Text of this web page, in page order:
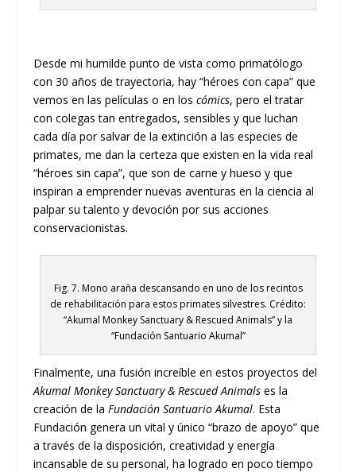
Desde mi humilde punto de vista como primatólogo
con 30 años de trayectoria, hay “héroes con capa” que
vemos en las películas o en loscómics, pero el tratar
con colegas tan entregados, sensibles y que luchan
cada día por salvar de la extinción a las especies de
primates, me dan la certeza que existen en la vida real
“héroes sin capa”, que son de carne y hueso y que
inspiran a emprender nuevas aventuras en la ciencia al
palpar su talento y devoción por sus acciones
conservacionistas.
Fig. 7. Mono araña descansando en uno de los recintos
de rehabilitación para estos primates silvestres. Crédito:
“Akumal Monkey Sanctuary & Rescued Animals” y la
“Fundación Santuario Akumal”
Finalmente, una fusión increíble en estos proyectos del
Akumal Monkey Sanctuary & Rescued Animals es la
creación de la Fundación Santuario Akumal. Esta
Fundación genera un vital y único “brazo de apoyo” que
a través de la disposición, creatividad y energía
incansable de su personal, ha logrado en poco tiempo